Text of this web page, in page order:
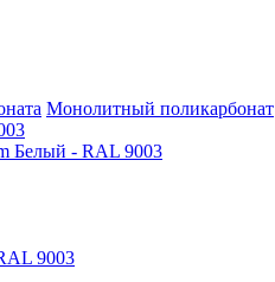
Монолитный поликарбонат
Белый - RAL 9003
9003